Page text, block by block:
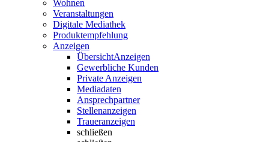
Wohnen
Veranstaltungen
Digitale Mediathek
Produktempfehlung
Anzeigen
ÜbersichtAnzeigen
Gewerbliche Kunden
Private Anzeigen
Mediadaten
Ansprechpartner
Stellenanzeigen
Traueranzeigen
schließen